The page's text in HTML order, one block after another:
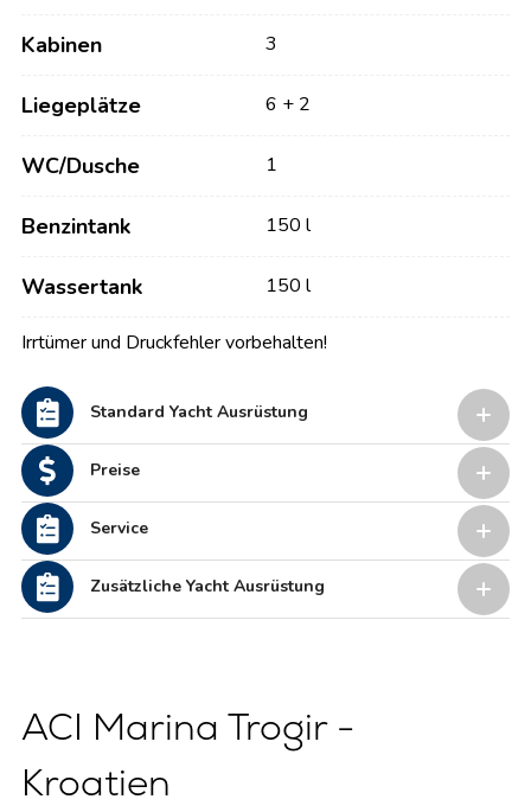
Kabinen 3
Liegeplätze 6 + 2
WC/Dusche 1
Benzintank 150 l
Wassertank 150 l
Irrtümer und Druckfehler vorbehalten!
Standard Yacht Ausrüstung
Preise
Service
Zusätzliche Yacht Ausrüstung
ACI Marina Trogir -
Kroatien